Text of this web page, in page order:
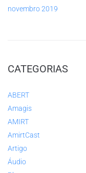
novembro 2019
CATEGORIAS
ABERT
Amagis
AMIRT
AmirtCast
Artigo
Áudio